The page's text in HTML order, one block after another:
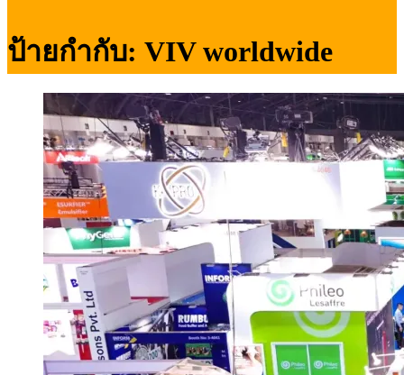
ป้ายกำกับ: VIV worldwide